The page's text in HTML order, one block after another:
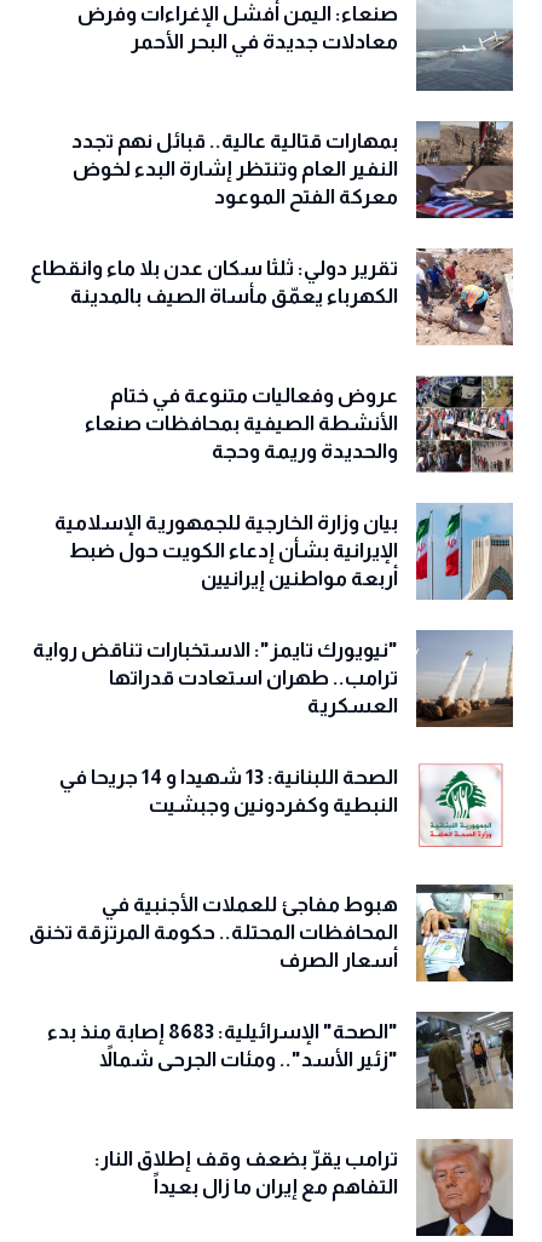
صنعاء: اليمن أفشل الإغراءات وفرض
معادلات جديدة في البحر الأحمر
بمهارات قتالية عالية.. قبائل نهم تجدد
النفير العام وتنتظر إشارة البدء لخوض
معركة الفتح الموعود
تقرير دولي: ثلثا سكان عدن بلا ماء وانقطاع
الكهرباء يعمّق مأساة الصيف بالمدينة
عروض وفعاليات متنوعة في ختام
الأنشطة الصيفية بمحافظات صنعاء
والحديدة وريمة وحجة
‏بيان وزارة الخارجية للجمهورية الإسلامية
الإيرانية بشأن إدعاء الكويت حول ضبط
أربعة مواطنين إيرانيين
"نيويورك تايمز": الاستخبارات تناقض رواية
ترامب.. طهران استعادت قدراتها
العسكرية
الصحة اللبنانية: 13 شهيدا و 14 جريحا في
النبطية وكفردونين وجبشيت
هبوط مفاجئ للعملات الأجنبية في
المحافظات المحتلة.. حكومة المرتزقة تخنق
أسعار الصرف
"الصحة" الإسرائيلية: 8683 إصابة منذ بدء
"زئير الأسد".. ومئات الجرحى شمالاً
ترامب يقرّ بضعف وقف إطلاق النار:
التفاهم مع إيران ما زال بعيداً